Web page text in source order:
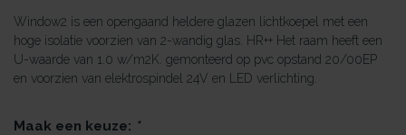
Window2 is een opengaand heldere glazen lichtkoepel met een
hoge isolatie voorzien van 2-wandig glas. HR++ Het raam heeft een
U-waarde van 1.0 w/m2K. gemonteerd op pvc opstand 20/00EP
en voorzien van elektrospindel 24V en LED verlichting.
Maak een keuze: *